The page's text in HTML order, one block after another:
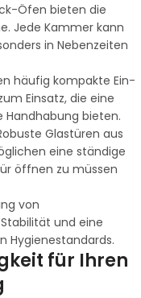
Öfen bieten die
Jede Kammer kann
in Nebenzeiten
häufig kompakte Ein-
Einsatz, die eine
Handhabung bieten.
Glastüren aus
eine ständige
öffnen zu müssen
von
und eine
Hygienestandards.
für Ihren